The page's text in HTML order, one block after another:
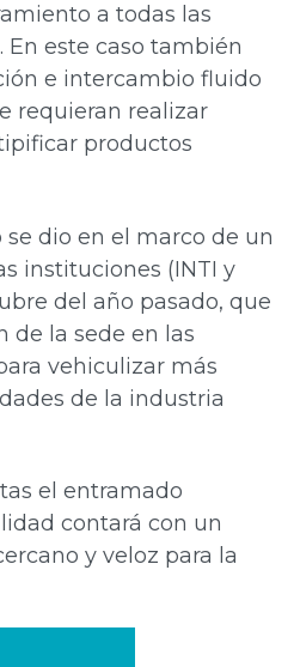
a todas las
En este caso también
e intercambio fluido
requieran realizar
productos
dio en el marco de un
instituciones (INTI y
del año pasado, que
de la sede en las
vehiculizar más
de la industria
el entramado
contará con un
y veloz para la